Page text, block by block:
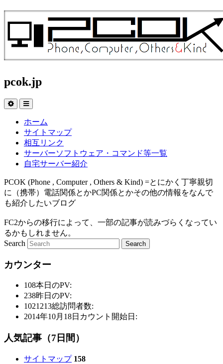
pcok.jp
ホーム
サイトマップ
相互リンク
サーバーソフトウェア・コマンド等一覧
自宅サーバー紹介
PCOK (Phone , Computer , Others & Kind) =とにかく丁寧親切
に（携帯）電話関係とかPC関係とかその他の情報をなんで
も紹介したいブログ
FC2からの移行によって、一部の記事が読みづらくなってい
るかもしれません。
Search
カウンター
108本日のPV:
238昨日のPV:
1021213総訪問者数:
2014年10月18日 カウント開始日:
人気記事（7日間）
サイトマップ 158